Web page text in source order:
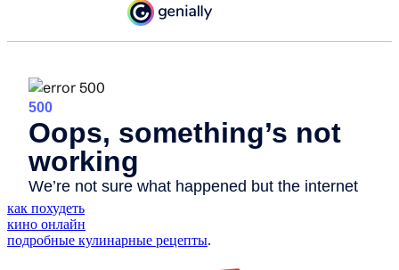
как похудеть
кино онлайн
подробные кулинарные рецепты.